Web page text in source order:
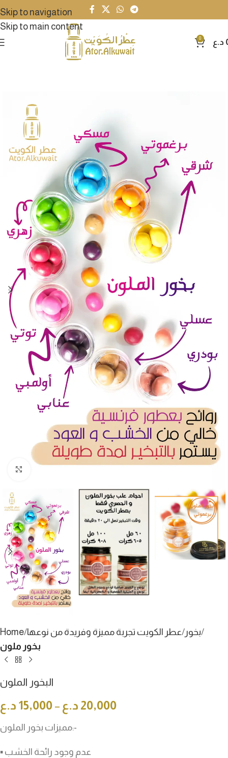
Skip to navigation
Skip to main content
0 د.ع
Home عطر الكويت تجربة مميزة وفريدة من نوعها بخور
بخور ملون
البخور الملون
15,000 د.ع – 20,000 د.ع
مميزات بخور الملون:-
▪︎ عدم وجود رائحة الخشب